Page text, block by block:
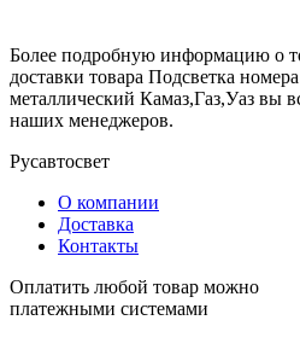
Более подробную информацию о
доставки товара Подсветка
металлический Камаз,Газ,Уаз вы
наших менеджеров.
Русавтосвет
О компании
Доставка
Контакты
Оплатить любой товар можно
платежными системами